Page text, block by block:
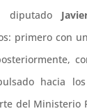
diputado
primero con
hacia
del Ministerio